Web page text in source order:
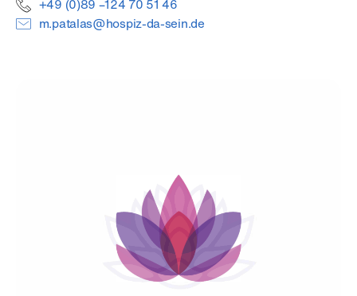
+49 (0)89 –124 70 51 46
m.patalas@hospiz-da-sein.de